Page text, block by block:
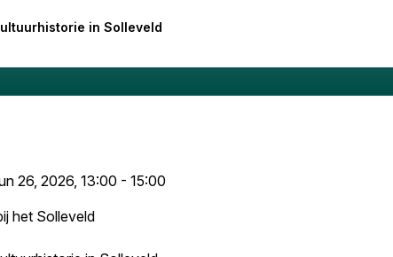
in Solleveld
26, 2026, 13:00 - 15:00
het Solleveld